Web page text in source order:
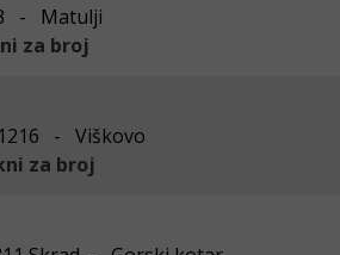
- Matulji
za broj
- Viškovo
za broj